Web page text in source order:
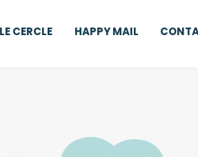
LE CERCLE HAPPY MAIL